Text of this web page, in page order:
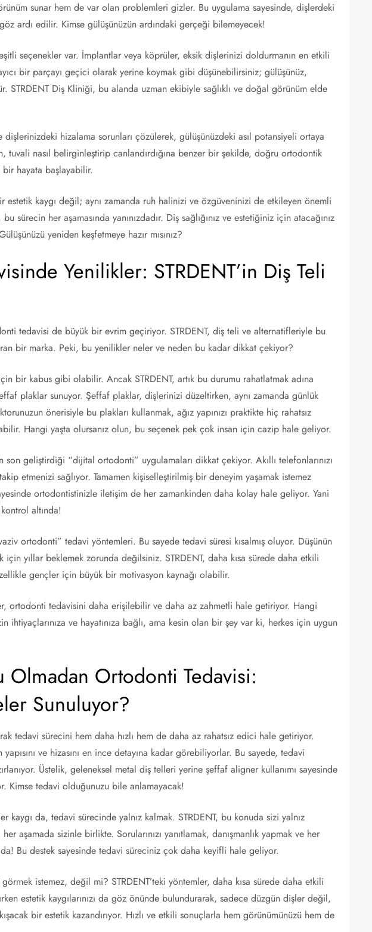
sunar hem de var olan problemleri gizler. Bu uygulama sayesinde, dişlerdeki
ardı edilir. Kimse gülüşünüzün ardındaki gerçeği bilemeyecek!
seçenekler var. İmplantlar veya köprüler, eksik dişlerinizi doldurmanın en etkili
bir parçayı geçici olarak yerine koymak gibi düşünebilirsiniz; gülüşünüz,
STRDENT Diş Kliniği, bu alanda uzman ekibiyle sağlıklı ve doğal görünüm elde
hizalama sorunları çözülerek, gülüşünüzdeki asıl potansiyeli ortaya
tuvali nasıl belirginleştirip canlandırdığına benzer bir şekilde, doğru ortodontik
hayata başlayabilir.
estetik kaygı değil; aynı zamanda ruh halinizi ve özgüveninizi de etkileyen önemli
sürecin her aşamasında yanınızdadır. Diş sağlığınız ve estetiğiniz için atacağınız
yeniden keşfetmeye hazır mısınız?
Yenilikler: STRDENT’in Diş Teli
tedavisi de büyük bir evrim geçiriyor. STRDENT, diş teli ve alternatifleriyle bu
bir marka. Peki, bu yenilikler neler ve neden bu kadar dikkat çekiyor?
bir kabus gibi olabilir. Ancak STRDENT, artık bu durumu rahatlatmak adına
plaklar sunuyor. Şeffaf plaklar, dişlerinizi düzeltirken, aynı zamanda günlük
önerisiyle bu plakları kullanmak, ağız yapınızı praktikte hiç rahatsız
Hangi yaşta olursanız olun, bu seçenek pek çok insan için cazip hale geliyor.
son geliştirdiği “dijital ortodonti” uygulamaları dikkat çekiyor. Akıllı telefonlarınızı
etmenizi sağlıyor. Tamamen kişiselleştirilmiş bir deneyim yaşamak istemez
ortodontistinizle iletişim de her zamankinden daha kolay hale geliyor. Yani
altında!
ortodonti” tedavi yöntemleri. Bu sayede tedavi süresi kısalmış oluyor. Düşünün
yıllar beklemek zorunda değilsiniz. STRDENT, daha kısa sürede daha etkili
gençler için büyük bir motivasyon kaynağı olabilir.
ortodonti tedavisini daha erişilebilir ve daha az zahmetli hale getiriyor. Hangi
ihtiyaçlarınıza ve hayatınıza bağlı, ama kesin olan bir şey var ki, herkes için uygun
Olmadan Ortodonti Tedavisi:
Sunuluyor?
tedavi sürecini hem daha hızlı hem de daha az rahatsız edici hale getiriyor.
ve hizasını en ince detayına kadar görebiliyorlar. Bu sayede, tedavi
Üstelik, geleneksel metal diş telleri yerine şeffaf aligner kullanımı sayesinde
Kimse tedavi olduğunuzu bile anlamayacak!
kaygı da, tedavi sürecinde yalnız kalmak. STRDENT, bu konuda sizi yalnız
aşamada sizinle birlikte. Sorularınızı yanıtlamak, danışmanlık yapmak ve her
Bu destek sayesinde tedavi süreciniz çok daha keyifli hale geliyor.
istemez, değil mi? STRDENT’teki yöntemler, daha kısa sürede daha etkili
estetik kaygılarınızı da göz önünde bulundurarak, sadece düzgün dişler değil,
bir estetik kazandırıyor. Hızlı ve etkili sonuçlarla hem görünümünüzü hem de